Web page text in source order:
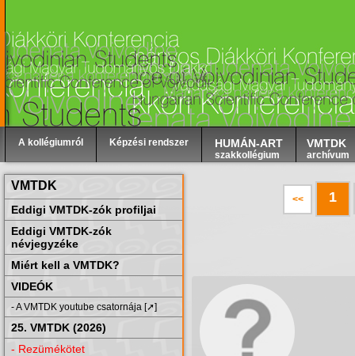
A kollégiumról Képzési rendszer HUMÁN-ART
szakkollégium
VMTDK
archívum
VMTDK
Eddigi VMTDK-zók profiljai
Eddigi VMTDK-zók
névjegyzéke
Miért kell a VMTDK?
VIDEÓK
- A VMTDK youtube csatornája [➚]
25. VMTDK (2026)
- Rezümékötet
<< 1